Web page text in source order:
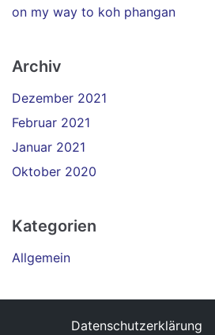
on my way to koh phangan
Archiv
Dezember 2021
Februar 2021
Januar 2021
Oktober 2020
Kategorien
Allgemein
Datenschutzerklärung